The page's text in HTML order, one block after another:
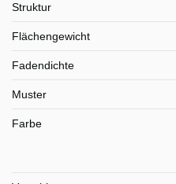
Struktur
Flächengewicht
Fadendichte
Muster
Farbe